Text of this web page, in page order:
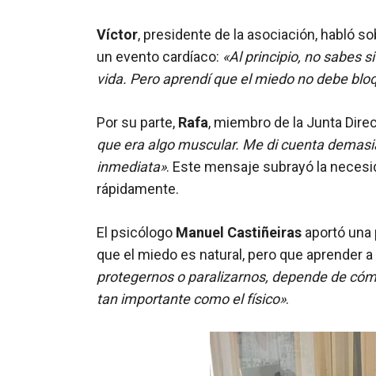
Víctor, presidente de la asociación, habló
un evento cardíaco: «Al principio, no sabes
vida. Pero aprendí que el miedo no debe
Por su parte, Rafa, miembro de la Junta
que era algo muscular. Me di cuenta
inmediata». Este mensaje subrayó la
rápidamente.
El psicólogo Manuel Castiñeiras aportó
que el miedo es natural, pero que aprender
protegernos o paralizarnos, depende de
tan importante como el físico».